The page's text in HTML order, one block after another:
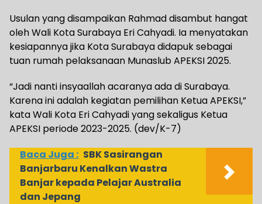
Usulan yang disampaikan Rahmad disambut hangat
oleh Wali Kota Surabaya Eri Cahyadi. Ia menyatakan
kesiapannya jika Kota Surabaya didapuk sebagai
tuan rumah pelaksanaan Munaslub APEKSI 2025.
“Jadi nanti insyaallah acaranya ada di Surabaya.
Karena ini adalah kegiatan pemilihan Ketua APEKSI,”
kata Wali Kota Eri Cahyadi yang sekaligus Ketua
APEKSI periode 2023-2025. (dev/K-7)
Baca Juga : SBK Sasirangan
Banjarbaru Kenalkan Wastra
Banjar kepada Pelajar Australia
dan Jepang